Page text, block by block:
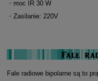
moc IR 30 W
Zasilanie: 220V
Fale radiowe bipolarne są to